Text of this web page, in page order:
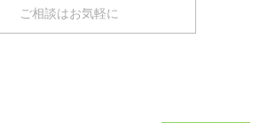
ご相談はお気軽に